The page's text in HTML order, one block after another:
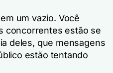
um vazio. Você
concorrentes estão se
deles, que mensagens
estão tentando